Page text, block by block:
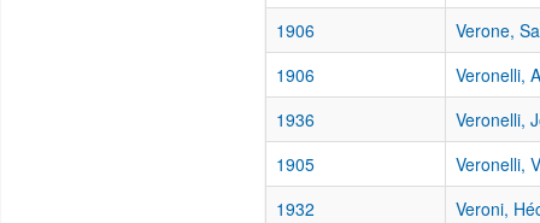
1906
Verone,
1906
Veronelli,
1936
Veronelli,
1905
Veronelli,
1932
Veroni,